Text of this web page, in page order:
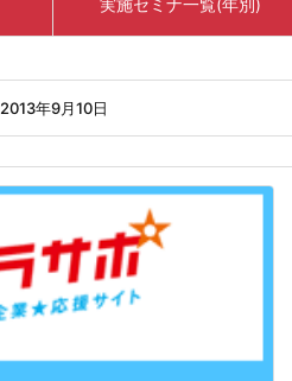
実施セミナ一覧(年別)
2013年9月10日